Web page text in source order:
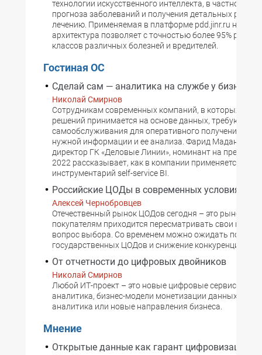
технологии искусственного интеллекта, в частности,
прогноза заболеваний и получения детальных
лечению. Применяемая в платформе pdd.jinr.ru
архитектура позволяет с точностью более 95%
классов различных болезней и вредителей.
Гостиная ОС
Сделай сам — аналитика на службе у бизнеса
Николай Смирнов
Сотрудникам современных компаний, в которых все
решений принимается на основе данных, требуются
самообслуживания для оперативного получения
нужной информации и ее анализа. Фарид Мадани,
директор ГК «Деловые Линии», номинант на премию
2022 рассказывает, как в компании применяется
инструментарий self-service BI.
Российские ЦОДы в современных условиях
Алексей Чернобровцев
Отечественный рынок ЦОДов сегодня – это рынок
покупателям приходится пересматривать свои
вопрос выбора. Со временем можно ожидать
государственных ЦОДов и снижение конкуренции.
От отчетности до цифровых двойников
Николай Смирнов
Любой ИТ-проект – это новые цифровые сервисы:
аналитика, бизнес-модели монетизации данных,
аналитика или новые направления бизнеса.
Мнение
Открытые данные как гарант цифровизации